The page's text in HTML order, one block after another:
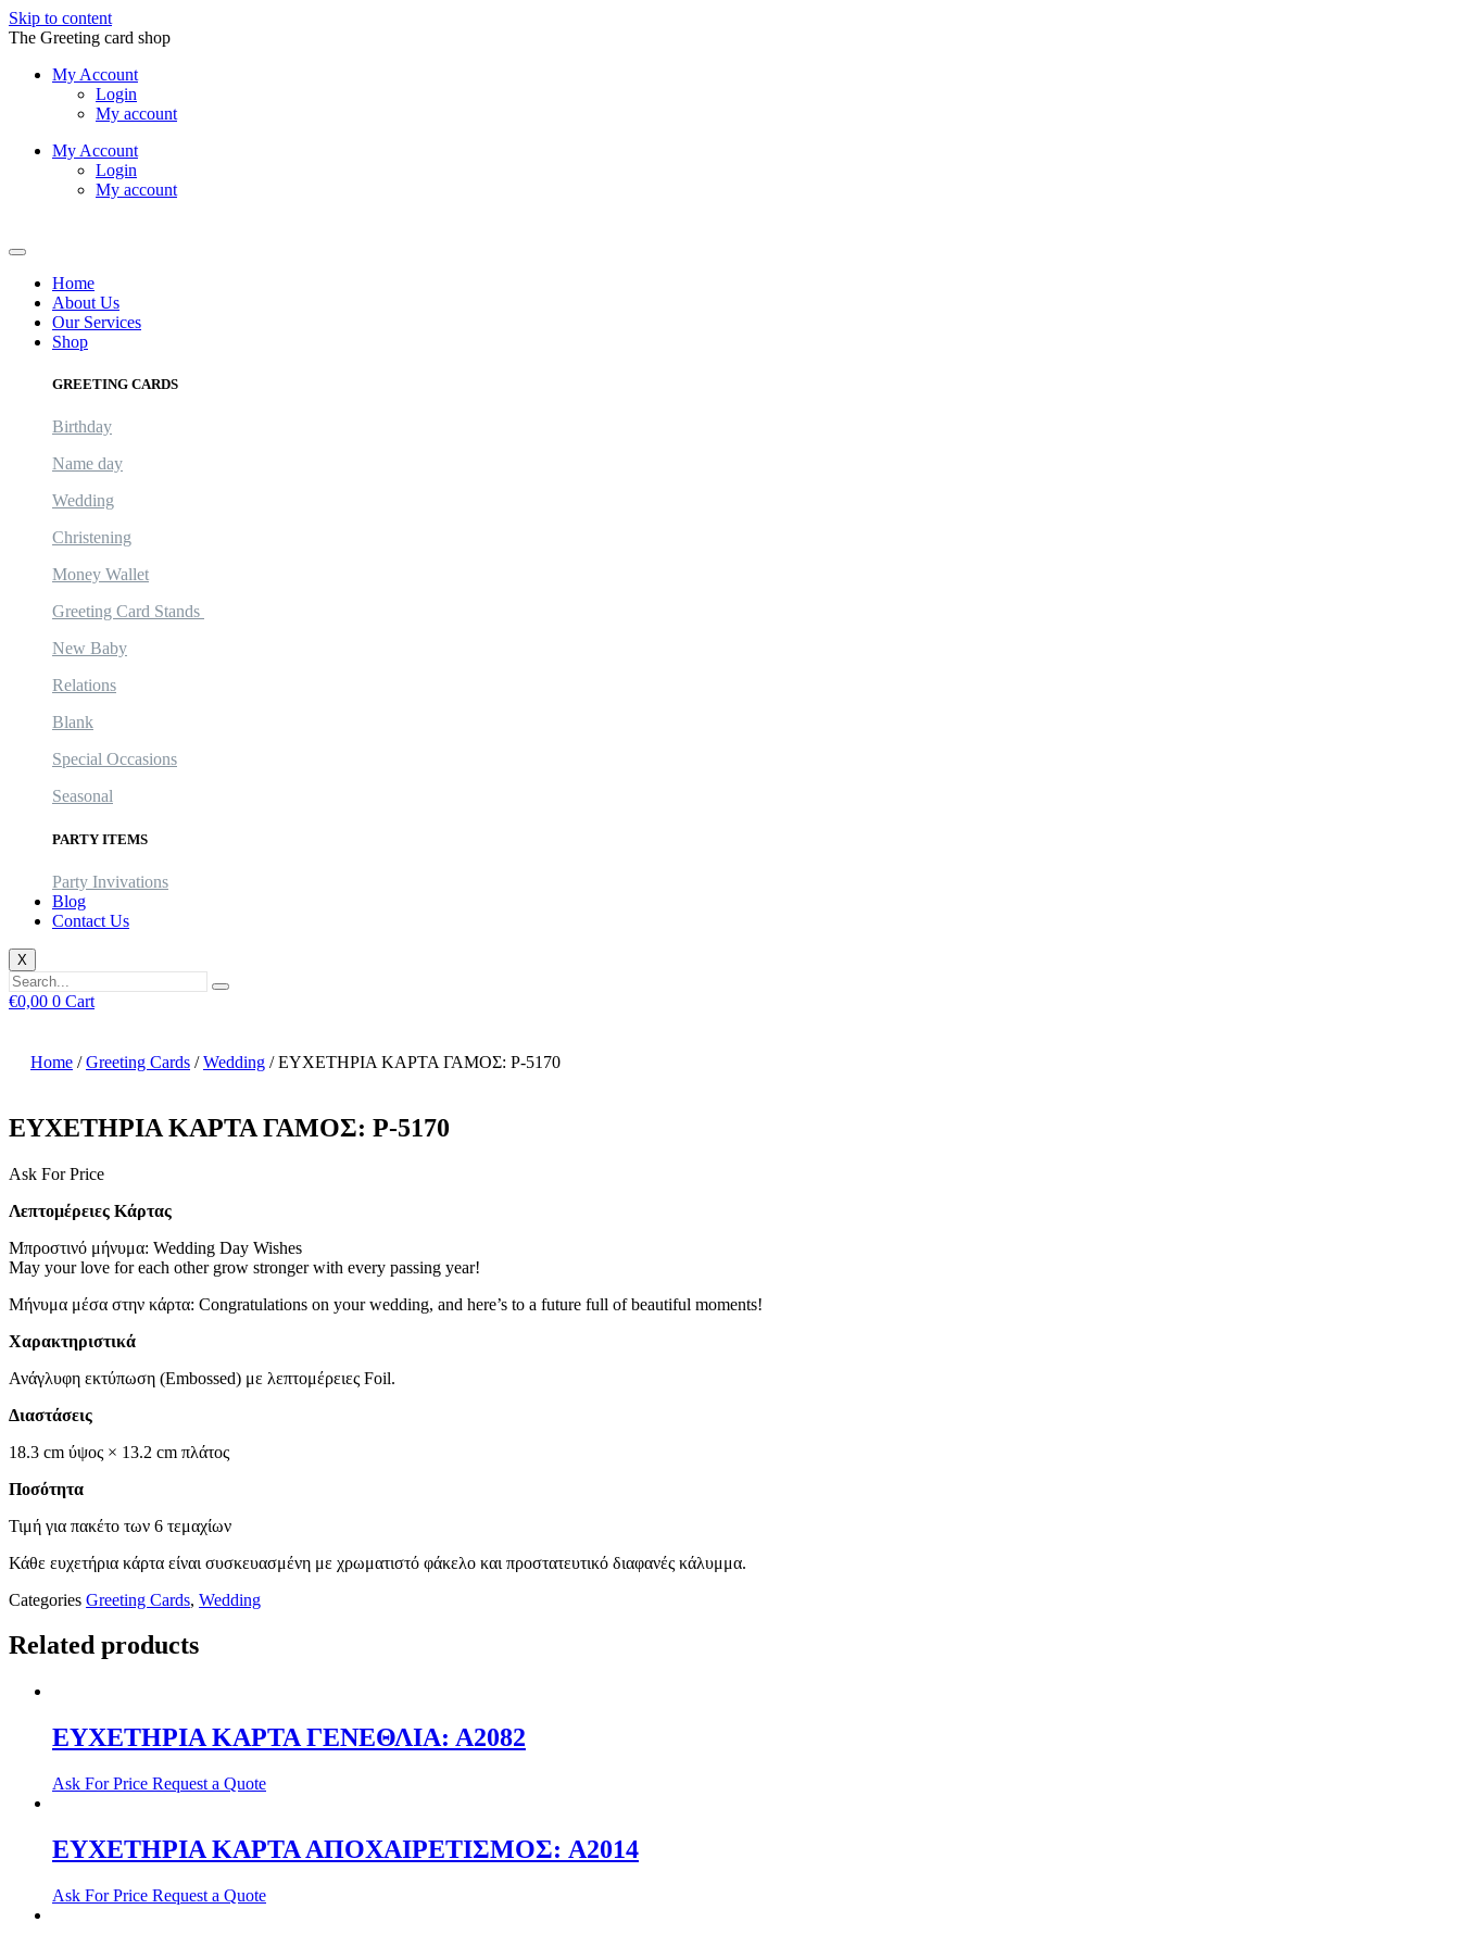
Skip to content
The Greeting card shop
My Account
Login
My account
My Account
Login
My account
Home
About Us
Our Services
Shop
GREETING CARDS
Birthday
Name day
Wedding
Christening
Money Wallet
Greeting Card Stands
New Baby
Relations
Blank
Special Occasions
Seasonal
PARTY ITEMS
Party Invivations
Blog
Contact Us
X
€0,00 0 Cart
Home /Greeting Cards /Wedding / ΕΥΧΕΤΗΡΙΑ ΚΑΡΤΑ ΓΑΜΟΣ: P-5170
ΕΥΧΕΤΗΡΙΑ ΚΑΡΤΑ ΓΑΜΟΣ: P-5170
Ask For Price
Λεπτομέρειες Κάρτας
Μπροστινό μήνυμα: Wedding Day Wishes
May your love for each other grow stronger with every passing year!
Μήνυμα μέσα στην κάρτα: Congratulations on your wedding, and here’s to a future full of beautiful moments!
Χαρακτηριστικά
Ανάγλυφη εκτύπωση (Embossed) με λεπτομέρειες Foil.
Διαστάσεις
18.3 cm ύψος × 13.2 cm πλάτος
Ποσότητα
Τιμή για πακέτο των 6 τεμαχίων
Κάθε ευχετήρια κάρτα είναι συσκευασμένη με χρωματιστό φάκελο και προστατευτικό διαφανές κάλυμμα.
Categories Greeting Cards, Wedding
Related products
ΕΥΧΕΤΗΡΙΑ ΚΑΡΤΑ ΓΕΝΕΘΛΙΑ: Α2082
Ask For Price Request a Quote
ΕΥΧΕΤΗΡΙΑ ΚΑΡΤΑ ΑΠΟΧΑΙΡΕΤΙΣΜΟΣ: A2014
Ask For Price Request a Quote